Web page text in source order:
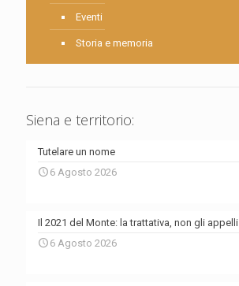
Eventi
Storia e memoria
Siena e territorio:
Tutelare un nome
6 Agosto 2026
Il 2021 del Monte: la trattativa, non gli appelli
6 Agosto 2026